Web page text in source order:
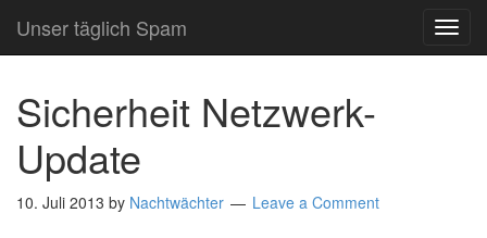
Unser täglich Spam
Sicherheit Netzwerk-
Update
10. Juli 2013 by Nachtwächter Leave a Comment